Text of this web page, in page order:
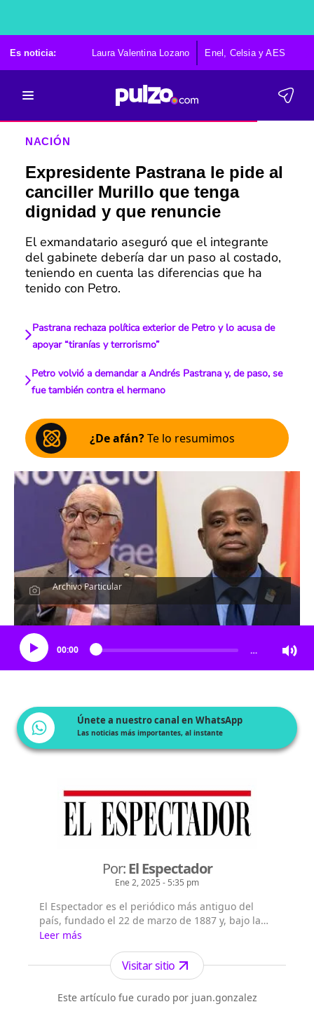
Es noticia: Laura Valentina Lozano Enel, Celsia y AES
NACIÓN
Expresidente Pastrana le pide al
canciller Murillo que tenga
dignidad y que renuncie
El exmandatario aseguró que el integrante
del gabinete debería dar un paso al costado,
teniendo en cuenta las diferencias que ha
tenido con Petro.
Pastrana rechaza política exterior de Petro y lo acusa de
apoyar “tiranías y terrorismo”
Petro volvió a demandar a Andrés Pastrana y, de paso, se
fue también contra el hermano
¿De afán?Te lo resumimos
Archivo Particular
Escucha el artículo
00:00 …
Únete a nuestro canal en WhatsApp
Las noticias más importantes, al instante
Por:El Espectador
Ene 2, 2025 - 5:35 pm
El Espectador es el periódico más antiguo del
país, fundado el 22 de marzo de 1887 y, bajo la
dirección de Fidel Cano, es considerado uno de
los periódicos más serios y profesionales por su
independencia, credibilidad y objetividad.
Leer más
Visitar sitio
Este artículo fue curado por juan.gonzalez